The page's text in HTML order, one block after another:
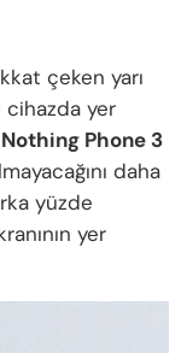
çeken yarı
cihazda yer
Nothing Phone 3
daha
yüzde
yer